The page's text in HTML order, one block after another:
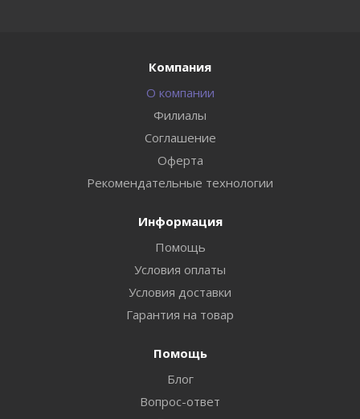
Компания
О компании
Филиалы
Соглашение
Оферта
Рекомендательные технологии
Информация
Помощь
Условия оплаты
Условия доставки
Гарантия на товар
Помощь
Блог
Вопрос-ответ